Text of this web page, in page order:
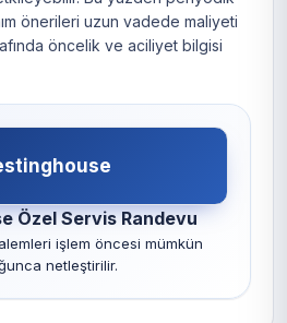
önerileri uzun vadede maliyeti
öncelik ve aciliyet bilgisi
Özel Servis Randevu
işlem öncesi mümkün
netleştirilir.